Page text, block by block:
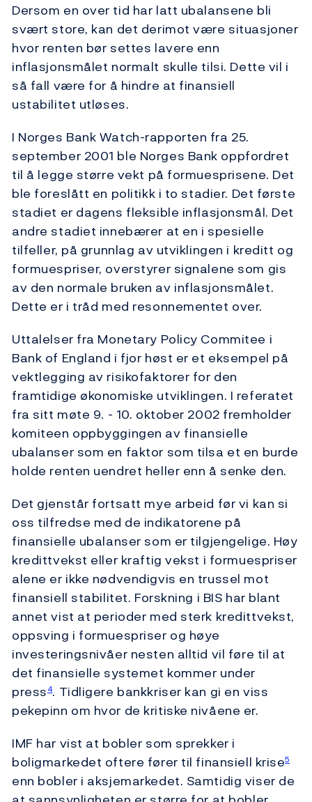
Dersom en over tid har latt ubalansene bli
svært store, kan det derimot være situasjoner
hvor renten bør settes lavere enn
inflasjonsmålet normalt skulle tilsi. Dette vil i
så fall være for å hindre at finansiell
ustabilitet utløses.
I Norges Bank Watch-rapporten fra 25.
september 2001 ble Norges Bank oppfordret
til å legge større vekt på formuesprisene. Det
ble foreslått en politikk i to stadier. Det første
stadiet er dagens fleksible inflasjonsmål. Det
andre stadiet innebærer at en i spesielle
tilfeller, på grunnlag av utviklingen i kreditt og
formuespriser, overstyrer signalene som gis
av den normale bruken av inflasjonsmålet.
Dette er i tråd med resonnementet over.
Uttalelser fra Monetary Policy Commitee i
Bank of England i fjor høst er et eksempel på
vektlegging av risikofaktorer for den
framtidige økonomiske utviklingen. I referatet
fra sitt møte 9. - 10. oktober 2002 fremholder
komiteen oppbyggingen av finansielle
ubalanser som en faktor som tilsa et en burde
holde renten uendret heller enn å senke den.
Det gjenstår fortsatt mye arbeid før vi kan si
oss tilfredse med de indikatorene på
finansielle ubalanser som er tilgjengelige. Høy
kredittvekst eller kraftig vekst i formuespriser
alene er ikke nødvendigvis en trussel mot
finansiell stabilitet. Forskning i BIS har blant
annet vist at perioder med sterk kredittvekst,
oppsving i formuespriser og høye
investeringsnivåer nesten alltid vil føre til at
det finansielle systemet kommer under
press4. Tidligere bankkriser kan gi en viss
pekepinn om hvor de kritiske nivåene er.
IMF har vist at bobler som sprekker i
boligmarkedet oftere fører til finansiell krise5
enn bobler i aksjemarkedet. Samtidig viser de